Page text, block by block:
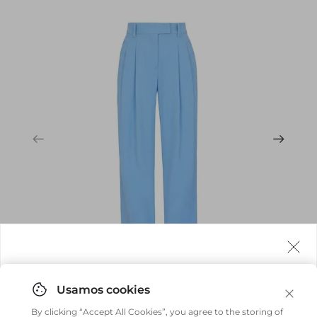
By clicking “Accept All Cookies”, you agree to the storing of